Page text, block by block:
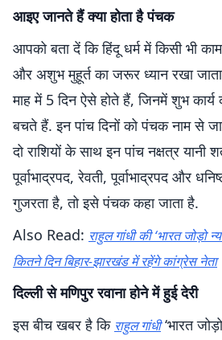
आइए जानते हैं क्या होता है पंचक
आपको बता दें कि हिंदू धर्म में किसी भी
और अशुभ मुहूर्त का जरूर ध्यान रखा
माह में 5 दिन ऐसे होते हैं, जिनमें शुभ
बचते हैं. इन पांच दिनों को पंचक नाम से
दो राशियों के साथ इन पांच नक्षत्र यानी
पूर्वाभाद्रपद, रेवती, पूर्वाभाद्रपद और
गुजरता है, तो इसे पंचक कहा जाता है.
Also Read: राहुल गांधी की ‘भारत जोड़ो
कितने दिन बिहार-झारखंड में रहेंगे कांग्रेस नेता
दिल्ली से मणिपुर रवाना होने में हुई देरी
इस बीच खबर है कि राहुल गांधी‘भारत